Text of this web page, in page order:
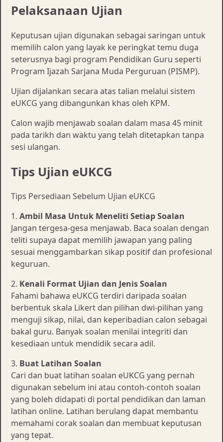
Pelaksanaan Ujian
Keputusan ujian digunakan sebagai saringan untuk
memilih calon yang layak ke peringkat temu duga
seterusnya bagi program Pendidikan Guru seperti
Program Ijazah Sarjana Muda Perguruan (PISMP).
Ujian dijalankan secara atas talian melalui sistem
eUKCG yang dibangunkan khas oleh KPM.
Calon wajib menjawab soalan dalam masa 45 minit
pada tarikh dan waktu yang telah ditetapkan tanpa
sesi ulangan.
Tips Ujian eUKCG
Tips Persediaan Sebelum Ujian eUKCG
1. Ambil Masa Untuk Meneliti Setiap Soalan
Jangan tergesa-gesa menjawab. Baca soalan dengan
teliti supaya dapat memilih jawapan yang paling
sesuai menggambarkan sikap positif dan profesional
keguruan.
2. Kenali Format Ujian dan Jenis Soalan
Fahami bahawa eUKCG terdiri daripada soalan
berbentuk skala Likert dan pilihan dwi-pilihan yang
menguji sikap, nilai, dan keperibadian calon sebagai
bakal guru. Banyak soalan menilai integriti dan
kesediaan untuk mendidik secara adil.
3. Buat Latihan Soalan
Cari dan buat latihan soalan eUKCG yang pernah
digunakan sebelum ini atau contoh-contoh soalan
yang boleh didapati di portal pendidikan dan laman
latihan online. Latihan berulang dapat membantu
memahami corak soalan dan membuat keputusan
yang tepat.